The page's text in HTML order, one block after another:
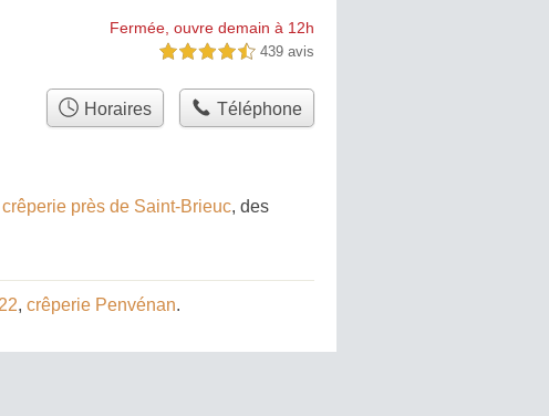
Fermée, ouvre demain à 12h
4,5 étoiles sur 5 439 avis
Horaires Téléphone
crêperie près de Saint-Brieuc, des
, crêperie Penvénan.